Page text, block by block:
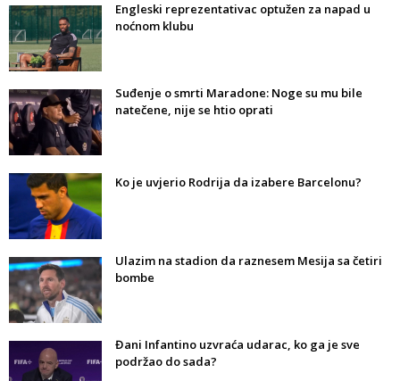
Engleski reprezentativac optužen za napad u
noćnom klubu
Suđenje o smrti Maradone: Noge su mu bile
natečene, nije se htio oprati
Ko je uvjerio Rodrija da izabere Barcelonu?
Ulazim na stadion da raznesem Mesija sa četiri
bombe
Đani Infantino uzvraća udarac, ko ga je sve
podržao do sada?